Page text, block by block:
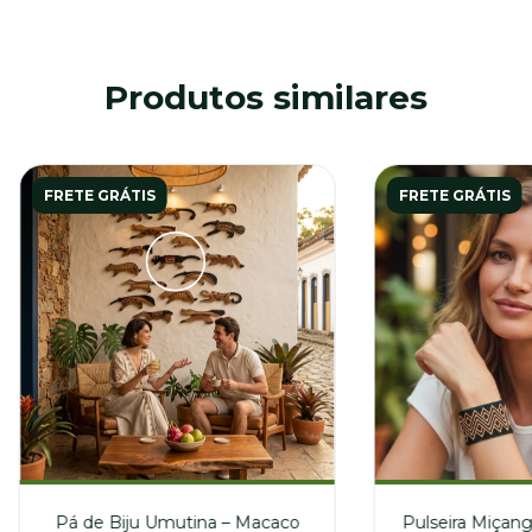
Produtos similares
FRETE GRÁTIS
Pá de Biju Umutina – Macaco
FRETE GRÁTIS
Pulseira